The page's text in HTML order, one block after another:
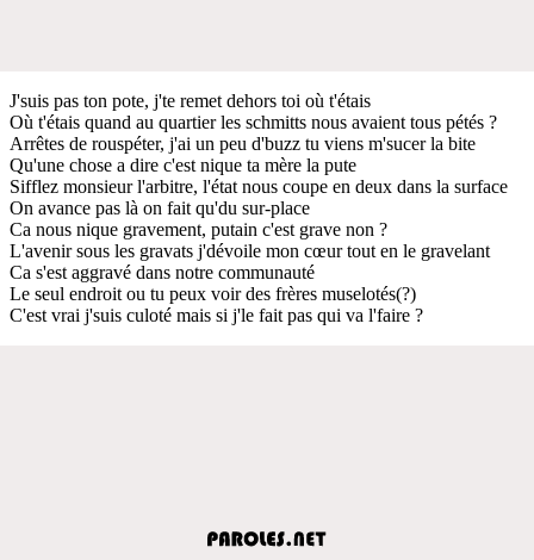
J'suis pas ton pote, j'te remet dehors toi où t'étais
Où t'étais quand au quartier les schmitts nous avaient tous pétés ?
Arrêtes de rouspéter, j'ai un peu d'buzz tu viens m'sucer la bite
Qu'une chose a dire c'est nique ta mère la pute
Sifflez monsieur l'arbitre, l'état nous coupe en deux dans la surface
On avance pas là on fait qu'du sur-place
Ca nous nique gravement, putain c'est grave non ?
L'avenir sous les gravats j'dévoile mon cœur tout en le gravelant
Ca s'est aggravé dans notre communauté
Le seul endroit ou tu peux voir des frères muselotés(?)
C'est vrai j'suis culoté mais si j'le fait pas qui va l'faire ?